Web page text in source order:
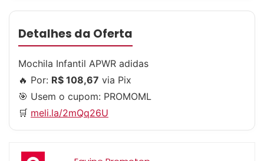
Detalhes da Oferta
Mochila Infantil APWR adidas
🔥 Por: R$ 108,67 via Pix
🎯 Usem o cupom: PROMOML
🛒 meli.la/2mQq26U